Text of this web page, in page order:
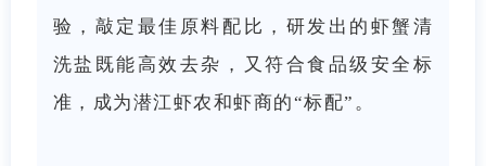
验，敲定最佳原料配比，研发出的虾蟹清
洗盐既能高效去杂，又符合食品级安全标
准，成为潜江虾农和虾商的“标配”。